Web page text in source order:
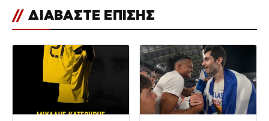
// ΔΙΑΒΑΣΤΕ ΕΠΙΣΗΣ